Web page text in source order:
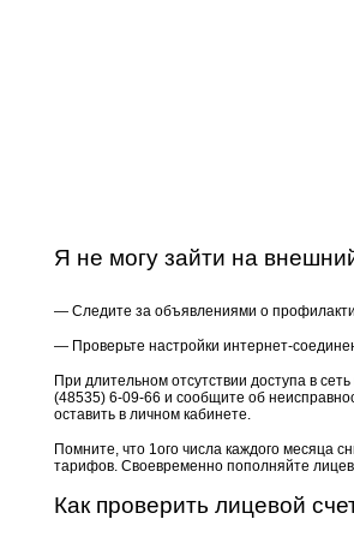
Я не могу зайти на
— Следите за объявлениями о
— Проверьте настройки интернет-
При длительном отсутствии доступа в
(48535) 6-09-66 и сообщите об
оставить в личном кабинете.
Помните, что 1ого числа каждого месяца
тарифов. Своевременно пополняйте
Как проверить лицевой